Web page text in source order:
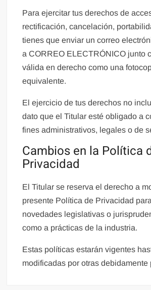
Para ejercitar tus derechos de
rectificación, cancelación,
tienes que enviar un correo
aCORREO ELECTRÓNICO junto
válida en derecho como una
equivalente.
El ejercicio de tus derechos no
dato que el Titular esté obligado a
fines administrativos, legales o de
Cambios en la Política
Privacidad
El Titular se reserva el derecho a
presente Política de Privacidad
novedades legislativas o
como a prácticas de la industria.
Estas políticas estarán vigentes
modificadas por otras debidamente